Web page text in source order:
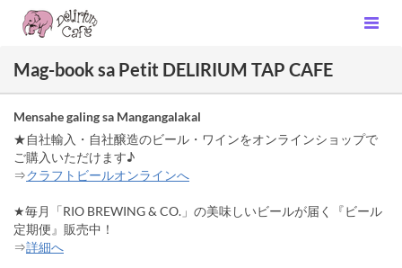
Mag-book sa Petit DELIRIUM TAP CAFE
Mensahe galing sa Mangangalakal
★自社輸入・自社醸造のビール・ワインをオンラインショップで
ご購入いただけます♪
⇒クラフトビールオンラインへ
★毎月「RIO BREWING & CO.」の美味しいビールが届く『ビール
定期便』販売中！
⇒詳細へ